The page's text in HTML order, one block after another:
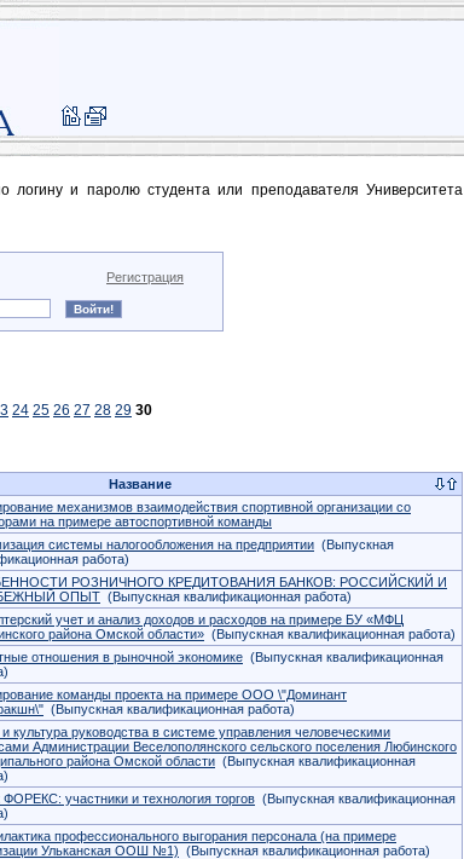
логину и паролю студента или преподавателя Университета
Регистрация
24 25 26 27 28 29 30
Название
механизмов взаимодействия спортивной организации со
на примере автоспортивной команды
системы налогообложения на предприятии (Выпускная
работа)
РОЗНИЧНОГО КРЕДИТОВАНИЯ БАНКОВ: РОССИЙСКИЙ И
ОПЫТ (Выпускная квалификационная работа)
учет и анализ доходов и расходов на примере БУ «МФЦ
района Омской области» (Выпускная квалификационная работа)
отношения в рыночной экономике (Выпускная квалификационная
команды проекта на примере ООО \"Доминант
(Выпускная квалификационная работа)
культура руководства в системе управления человеческими
Администрации Веселополянского сельского поселения Любинского
района Омской области (Выпускная квалификационная
ФОРЕКС: участники и технология торгов (Выпускная квалификационная
профессионального выгорания персонала (на примере
Ульканская ООШ №1) (Выпускная квалификационная работа)